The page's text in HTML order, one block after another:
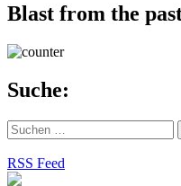
Blast from the
Suche:
Suchen
nach:
RSS Feed